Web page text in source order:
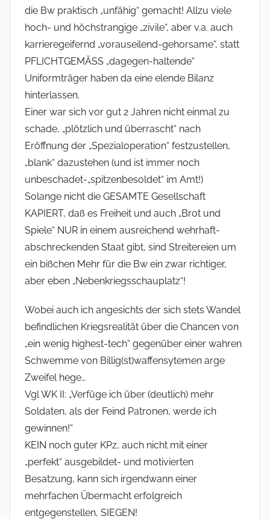
die Bw praktisch „unfähig“ gemacht! Allzu viele
hoch- und höchstrangige „zivile“, aber v.a. auch
karrieregeifernd „vorauseilend-gehorsame“, statt
PFLICHTGEMÄSS „dagegen-haltende“
Uniformträger haben da eine elende Bilanz
hinterlassen.
Einer war sich vor gut 2 Jahren nicht einmal zu
schade, „plötzlich und überrascht“ nach
Eröffnung der „Spezialoperation“ festzustellen,
„blank“ dazustehen (und ist immer noch
unbeschadet-„spitzenbesoldet“ im Amt!)
Solange nicht die GESAMTE Gesellschaft
KAPIERT, daß es Freiheit und auch „Brot und
Spiele“ NUR in einem ausreichend wehrhaft-
abschreckenden Staat gibt, sind Streitereien um
ein bißchen Mehr für die Bw ein zwar richtiger,
aber eben „Nebenkriegsschauplatz“!
Wobei auch ich angesichts der sich stets Wandel
befindlichen Kriegsrealität über die Chancen von
„ein wenig highest-tech“ gegenüber einer wahren
Schwemme von Billig(st)waffensytemen arge
Zweifel hege…
Vgl WK II: „Verfüge ich über (deutlich) mehr
Soldaten, als der Feind Patronen, werde ich
gewinnen!“
KEIN noch guter KPz, auch nicht mit einer
„perfekt“ ausgebildet- und motivierten
Besatzung, kann sich irgendwann einer
mehrfachen Übermacht erfolgreich
entgegenstellen, SIEGEN!